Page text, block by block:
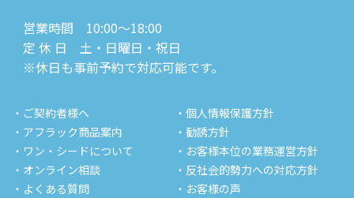
営業時間 10:00～18:00
定 休 日 土・日曜日・祝日
※休日も事前予約で対応可能です。
・ご契約者様へ
・アフラック商品案内
・ワン・シードについて
・オンライン相談
・よくある質問
・個人情報保護方針
・勧誘方針
・お客様本位の業務運営方針
・反社会的勢力への対応方針
・お客様の声